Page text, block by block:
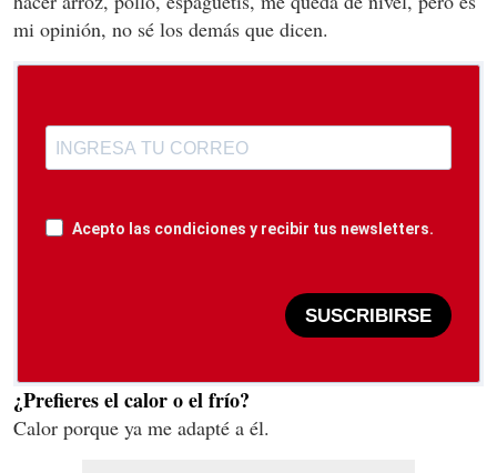
mi opinión, no sé los demás que dicen.
Acepto las condiciones y recibir tus newsletters.
SUSCRIBIRSE
¿Prefieres el calor o el frío?
Calor porque ya me adapté a él.